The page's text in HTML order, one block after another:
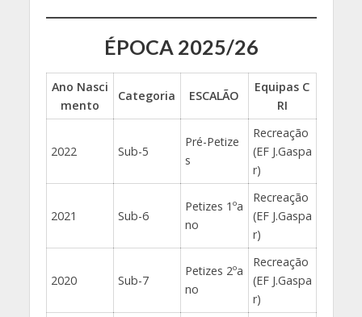
ÉPOCA 2025/26
Ano Nasci
mento
Categoria ESCALÃO
Equipas C
RI
2022 Sub-5
Pré-Petize
s
Recreação
(EF J.Gaspa
r)
2021 Sub-6
Petizes 1ºa
no
Recreação
(EF J.Gaspa
r)
2020 Sub-7
Petizes 2ºa
no
Recreação
(EF J.Gaspa
r)